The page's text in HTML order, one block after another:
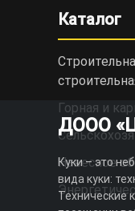
Каталог
Горная и
Навесное
ДООО
Куки – это
вида куки:
Технические